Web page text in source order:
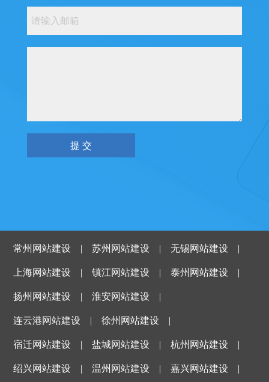
常州网站建设 |苏州网站建设 |无锡网站建设 |
上海网站建设 |镇江网站建设 |泰州网站建设 |
扬州网站建设 |淮安网站建设 |
连云港网站建设 |徐州网站建设 |
宿迁网站建设 |盐城网站建设 |杭州网站建设 |
绍兴网站建设 |温州网站建设 |嘉兴网站建设 |